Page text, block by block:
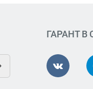
ГАРАНТ